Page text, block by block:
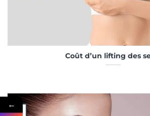
Coût d’un lifting des
15
←